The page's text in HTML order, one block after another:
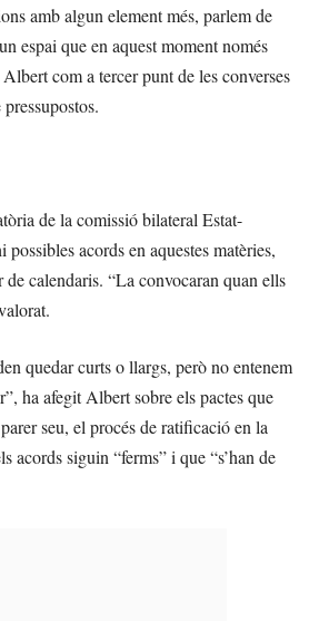
amb algun element més, parlem de
espai que en aquest moment només
com a tercer punt de les converses
de la comissió bilateral Estat-
acords en aquestes matèries,
calendaris. “La convocaran quan ells
quedar curts o llargs, però no entenem
ha afegit Albert sobre els pactes que
seu, el procés de ratificació en la
acords siguin “ferms” i que “s’han de